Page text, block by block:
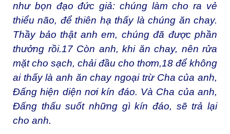
như bọn đạo đức giả: chúng làm cho ra vẻ
thiểu não, để thiên hạ thấy là chúng ăn chay.
Thầy bảo thật anh em, chúng đã được phần
thưởng rồi.17Còn anh, khi ăn chay, nên rửa
mặt cho sạch, chải đầu cho thơm,18 để không
ai thấy là anh ăn chay ngoại trừ Cha của anh,
Đấng hiện diện nơi kín đáo. Và Cha của anh,
Đấng thấu suốt những gì kín đáo, sẽ trả lại
cho anh.